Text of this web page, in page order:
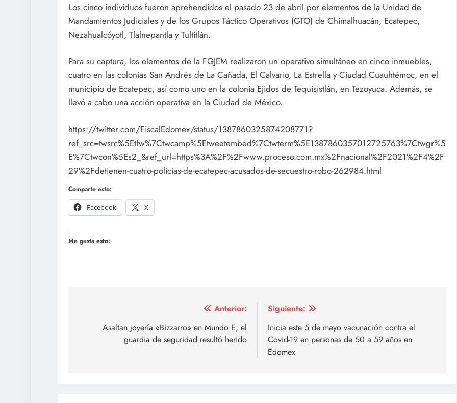
Los cinco individuos fueron aprehendidos el pasado 23 de abril por elementos de la Unidad de
Mandamientos Judiciales y de los Grupos Táctico Operativos (GTO) de Chimalhuacán, Ecatepec,
Nezahualcóyotl, Tlalnepantla y Tultitlán.
Para su captura, los elementos de la FGJEM realizaron un operativo simultáneo en cinco inmuebles,
cuatro en las colonias San Andrés de La Cañada, El Calvario, La Estrella y Ciudad Cuauhtémoc, en el
municipio de Ecatepec, así como uno en la colonia Ejidos de Tequisistlán, en Tezoyuca. Además, se
llevó a cabo una acción operativa en la Ciudad de México.
https://twitter.com/FiscalEdomex/status/1387860325874208771?
ref_src=twsrc%5Etfw%7Ctwcamp%5Etweetembed%7Ctwterm%5E1387860357012725763%7Ctwgr%5
E%7Ctwcon%5Es2_&ref_url=https%3A%2F%2Fwww.proceso.com.mx%2Fnacional%2F2021%2F4%2F
29%2Fdetienen-cuatro-policias-de-ecatepec-acusados-de-secuestro-robo-262984.html
Comparte esto:
Facebook
X
Me gusta esto:
entradas
Anterior:
Asaltan joyería «Bizzarro» en Mundo E; el
guardia de seguridad resultó herido
Siguiente:
Inicia este 5 de mayo vacunación contra el
Covid-19 en personas de 50 a 59 años en
Edomex